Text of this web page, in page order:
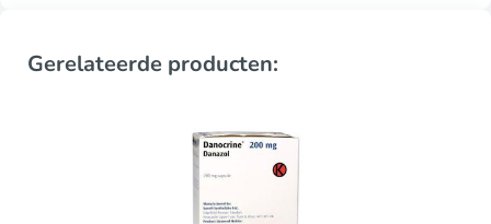
Gerelateerde producten: